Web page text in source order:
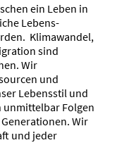
ein Leben in
Lebens­
Klima­wandel,
sind
Wir
und
Lebensstil und
unmit­telbar Folgen
Wir
und jeder